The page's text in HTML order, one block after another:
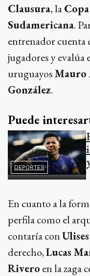
Clausura, la
Sudamericana.
entrenador cuenta
jugadores y evalúa
uruguayos
González.
Puede
DEPORTES
En cuanto a la
perfila como el
contaría con
derecho,Lucas
Rivero en la zaga